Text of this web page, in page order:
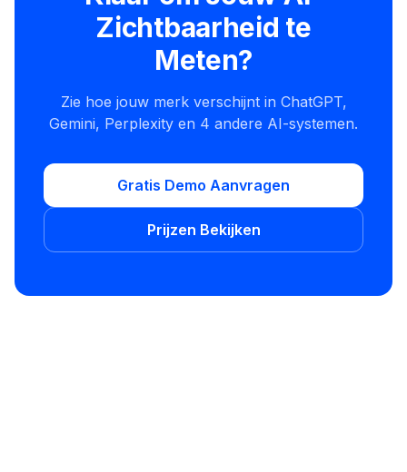
Zichtbaarheid te
Meten?
Zie hoe jouw merk verschijnt in ChatGPT,
Gemini, Perplexity en 4 andere AI-systemen.
Gratis Demo Aanvragen
Prijzen Bekijken